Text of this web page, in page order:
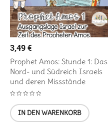
3,49€
Prophet Amos: Stunde 1: Das
Nord- und Südreich Israels
und deren Missstände
IN DEN WARENKORB